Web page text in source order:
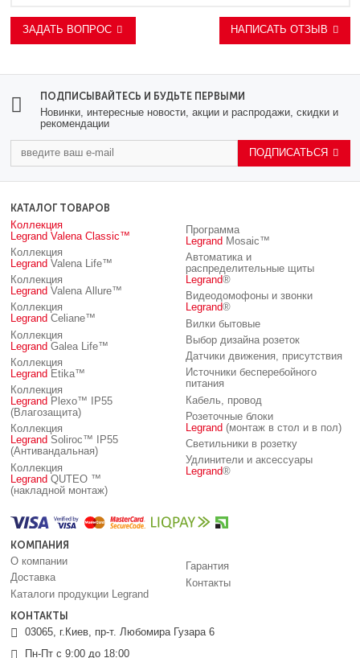
ЗАДАТЬ ВОПРОС НАПИСАТЬ ОТЗЫВ
ПОДПИСЫВАЙТЕСЬ И БУДЬТЕ ПЕРВЫМИ
Новинки, интересные новости, акции и распродажи, скидки и
рекомендации
ПОДПИСАТЬСЯ
КОНТАКТЫ
03065, г.Киев, пр-т. Любомира Гузара 6
Пн-Пт с 9:00 до 18:00
КОМПАНИЯ
О компании
Доставка
Каталоги продукции Legrand
Гарантия
Контакты
КАТАЛОГ ТОВАРОВ
Коллекция
Legrand Valena Classic™
Коллекция
Legrand Valena Life™
Коллекция
Legrand Valena Allure™
Коллекция
Legrand Celiane™
Коллекция
Legrand Galea Life™
Коллекция
Legrand Etika™
Коллекция
Legrand Plexo™ IP55
(Влагозащита)
Коллекция
Legrand Soliroc™ IP55
(Антивандальная)
Коллекция
Legrand QUTEO ™
(накладной монтаж)
Программа
Legrand Mosaic™
Автоматика и
распределительные щиты
Legrand®
Видеодомофоны и звонки
Legrand®
Вилки бытовые
Выбор дизайна розеток
Датчики движения, присутствия
Источники бесперебойного
питания
Кабель, провод
Розеточные блоки
Legrand (монтаж в стол и в пол)
Светильники в розетку
Удлинители и аксессуары
Legrand®